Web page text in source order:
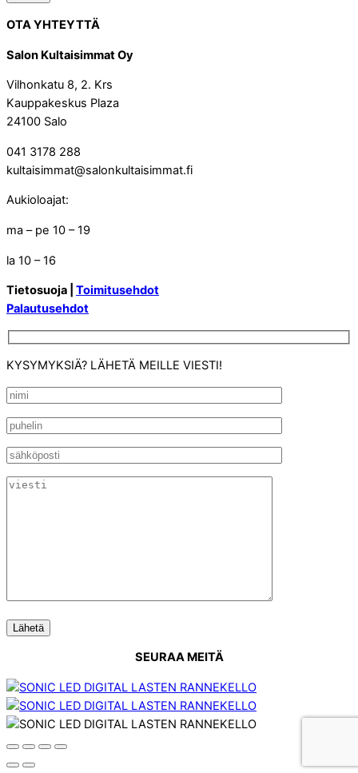
OTA YHTEYTTÄ
Salon Kultaisimmat Oy
Vilhonkatu 8, 2. Krs
Kauppakeskus Plaza
24100 Salo
041 3178 288
kultaisimmat@salonkultaisimmat.fi
Aukioloajat:
ma – pe 10 – 19
la 10 – 16
Tietosuoja | Toimitusehdot
Palautusehdot
KYSYMYKSIÄ? LÄHETÄ MEILLE VIESTI!
SEURAA MEITÄ